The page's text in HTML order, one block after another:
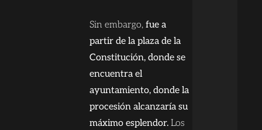
Sin embargo,fue a
partir de la plaza de la
Constitución, donde se
encuentra el
ayuntamiento, donde la
procesión alcanzaría su
máximo esplendor. Los